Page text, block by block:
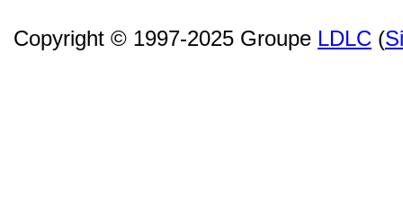
Copyright © 1997-2025 Groupe LDLC (